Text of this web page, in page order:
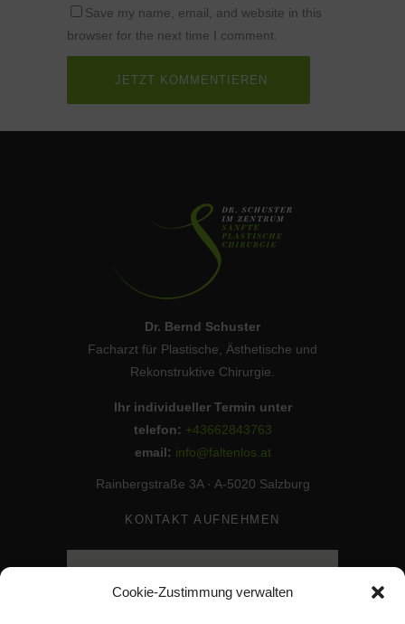
Cookie-Zustimmung verwalten
Save my name, email, and website in this
browser for the next time I comment.
Dr. Bernd Schuster
Facharzt für Plastische, Ästhetische und
Rekonstruktive Chirurgie.
Ihr individueller Termin unter
telefon: +43662843763
email: info@faltenlos.at
Rainbergstraße 3A · A-5020 Salzburg
KONTAKT AUFNEHMEN